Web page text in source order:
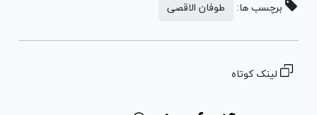
برچسب ها: طوفان الاقصی
لینک کوتاه